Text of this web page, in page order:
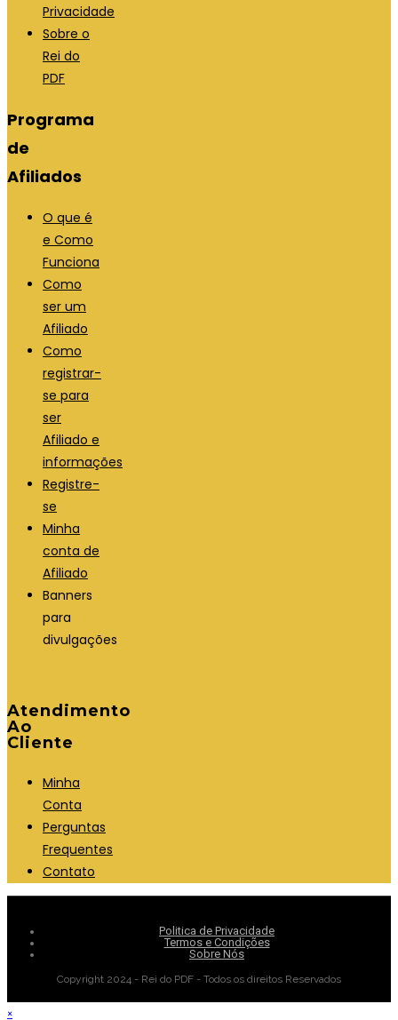
Privacidade
Sobre o
Rei do
PDF
Programa
de
Afiliados
O que é
e Como
Funciona
Como
ser um
Afiliado
Como
registrar-
se para
ser
Afiliado e
informações
Registre-
se
Minha
conta de
Afiliado
Banners
para
divulgações
Atendimento
Ao
Cliente
Minha
Conta
Perguntas
Frequentes
Contato
Politica de Privacidade
Termos e Condições
Sobre Nós
Copyright 2024 - Rei do PDF - Todos os direitos Reservados
×